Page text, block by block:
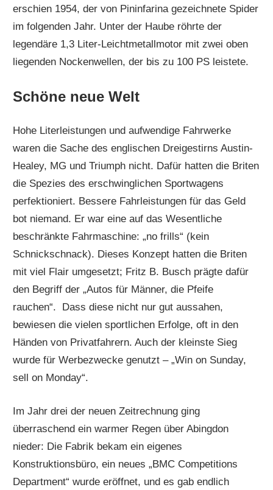
erschien 1954, der von Pininfarina gezeichnete Spider
im folgenden Jahr. Unter der Haube röhrte der
legendäre 1,3 Liter-Leichtmetallmotor mit zwei oben
liegenden Nockenwellen, der bis zu 100 PS leistete.
Schöne neue Welt
Hohe Literleistungen und aufwendige Fahrwerke
waren die Sache des englischen Dreigestirns Austin-
Healey, MG und Triumph nicht. Dafür hatten die Briten
die Spezies des erschwinglichen Sportwagens
perfektioniert. Bessere Fahrleistungen für das Geld
bot niemand. Er war eine auf das Wesentliche
beschränkte Fahrmaschine: „no frills“ (kein
Schnickschnack). Dieses Konzept hatten die Briten
mit viel Flair umgesetzt; Fritz B. Busch prägte dafür
den Begriff der „Autos für Männer, die Pfeife
rauchen“. Dass diese nicht nur gut aussahen,
bewiesen die vielen sportlichen Erfolge, oft in den
Händen von Privatfahrern. Auch der kleinste Sieg
wurde für Werbezwecke genutzt – „Win on Sunday,
sell on Monday“.
Im Jahr drei der neuen Zeitrechnung ging
überraschend ein warmer Regen über Abingdon
nieder: Die Fabrik bekam ein eigenes
Konstruktionsbüro, ein neues „BMC Competitions
Department“ wurde eröffnet, und es gab endlich